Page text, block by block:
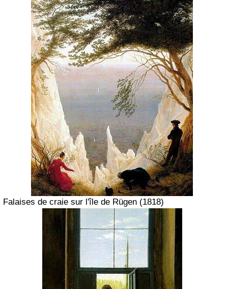
Falaises de craie sur l'île de Rügen (1818)